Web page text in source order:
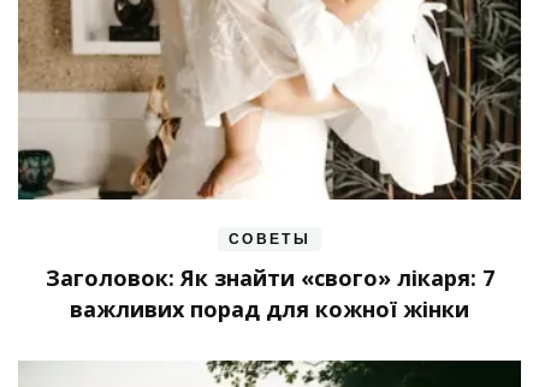
СОВЕТЫ
Заголовок: Як знайти «свого» лікаря: 7
важливих порад для кожної жінки